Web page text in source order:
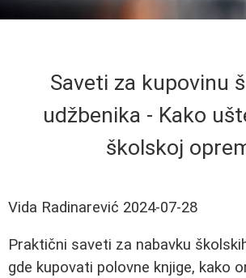
Saveti za kupovinu
udžbenika - Kako
školskoj
Vida Radinarević 2024-07-28
Praktični saveti za nabavku
gde kupovati polovne knjige, kako